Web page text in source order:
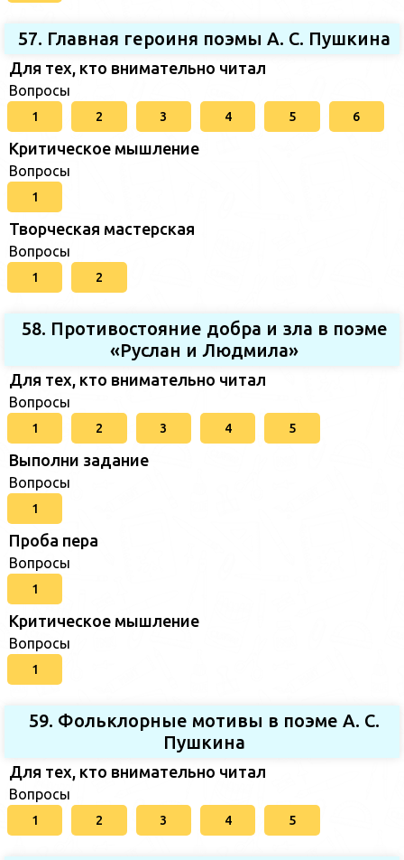
57. Главная героиня поэмы А. С. Пушкина
Для тех, кто внимательно читал
Вопросы
1 2 3 4 5 6
Критическое мышление
Вопросы
1
Творческая мастерская
Вопросы
1 2
58. Противостояние добра и зла в поэме
«Руслан и Людмила»
Для тех, кто внимательно читал
Вопросы
1 2 3 4 5
Выполни задание
Вопросы
1
Проба пера
Вопросы
1
Критическое мышление
Вопросы
1
59. Фольклорные мотивы в поэме А. С.
Пушкина
Для тех, кто внимательно читал
Вопросы
1 2 3 4 5